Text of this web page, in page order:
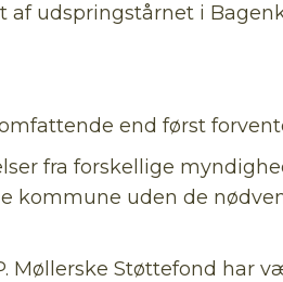
udspringstårnet i
end først
fra forskellige
uden de
Møllerske Støttefond har